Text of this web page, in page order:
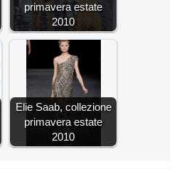
primavera estate
2010
Elie Saab, collezione
primavera estate
2010